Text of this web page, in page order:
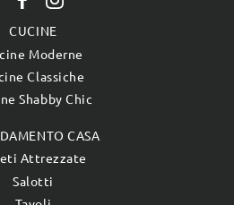
CUCINE
Moderne
Classiche
Shabby Chic
CASA
Attrezzate
Salotti